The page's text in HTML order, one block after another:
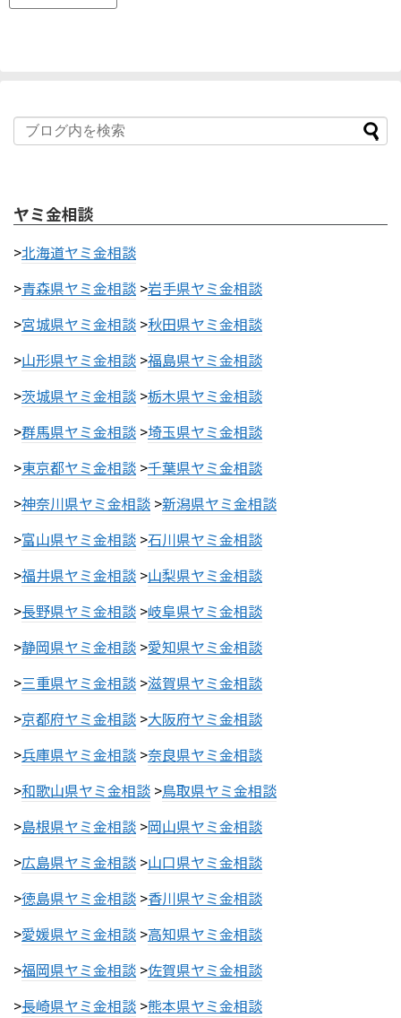
ヤミ金相談
>北海道ヤミ金相談
>青森県ヤミ金相談 >岩手県ヤミ金相談
>宮城県ヤミ金相談 >秋田県ヤミ金相談
>山形県ヤミ金相談 >福島県ヤミ金相談
>茨城県ヤミ金相談 >栃木県ヤミ金相談
>群馬県ヤミ金相談 >埼玉県ヤミ金相談
>東京都ヤミ金相談 >千葉県ヤミ金相談
>神奈川県ヤミ金相談 >新潟県ヤミ金相談
>富山県ヤミ金相談 >石川県ヤミ金相談
>福井県ヤミ金相談 >山梨県ヤミ金相談
>長野県ヤミ金相談 >岐阜県ヤミ金相談
>静岡県ヤミ金相談 >愛知県ヤミ金相談
>三重県ヤミ金相談 >滋賀県ヤミ金相談
>京都府ヤミ金相談 >大阪府ヤミ金相談
>兵庫県ヤミ金相談 >奈良県ヤミ金相談
>和歌山県ヤミ金相談 >鳥取県ヤミ金相談
>島根県ヤミ金相談 >岡山県ヤミ金相談
>広島県ヤミ金相談 >山口県ヤミ金相談
>徳島県ヤミ金相談 >香川県ヤミ金相談
>愛媛県ヤミ金相談 >高知県ヤミ金相談
>福岡県ヤミ金相談 >佐賀県ヤミ金相談
>長崎県ヤミ金相談 >熊本県ヤミ金相談